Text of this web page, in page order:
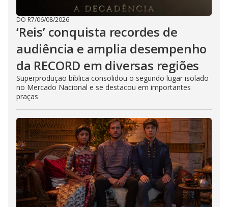
DO R7/06/08/2026
‘Reis’ conquista recordes de
audiência e amplia desempenho
da RECORD em diversas regiões
Superprodução bíblica consolidou o segundo lugar isolado
no Mercado Nacional e se destacou em importantes
praças